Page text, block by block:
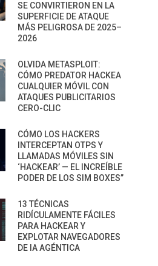
SE CONVIRTIERON EN LA
SUPERFICIE DE ATAQUE
MÁS PELIGROSA DE 2025–
2026
OLVIDA METASPLOIT:
CÓMO PREDATOR HACKEA
CUALQUIER MÓVIL CON
ATAQUES PUBLICITARIOS
CERO-CLIC
CÓMO LOS HACKERS
INTERCEPTAN OTPS Y
LLAMADAS MÓVILES SIN
‘HACKEAR’ — EL INCREÍBLE
PODER DE LOS SIM BOXES”
13 TÉCNICAS
RIDÍCULAMENTE FÁCILES
PARA HACKEAR Y
EXPLOTAR NAVEGADORES
DE IA AGÉNTICA